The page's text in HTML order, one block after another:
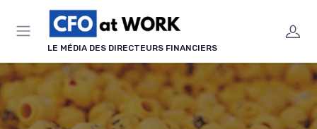
LE MÉDIA DES DIRECTEURS FINANCIERS
Panneau de gestion des cookies